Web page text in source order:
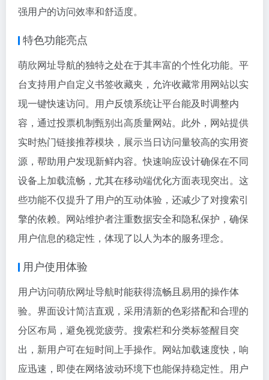
强用户的访问效率和舒适度。
特色功能亮点
萌欣网址导航的独特之处在于其丰富的个性化功能。平
台支持用户自定义书签收藏夹，允许收藏常用网站以实
现一键快速访问。用户反馈系统让平台能及时调整内
容，通过投票机制甄别出高质量网站。此外，网站提供
实时热门链接推荐模块，展示当日访问量较高的实用资
源，帮助用户发现新鲜内容。快速响应设计确保在不同
设备上加载流畅，尤其在移动端优化方面表现突出。这
些功能不仅提升了用户的互动体验，还减少了对搜索引
擎的依赖。网站维护者注重数据安全和隐私保护，确保
用户信息的稳定性，体现了以人为本的服务理念。
用户使用体验
用户访问萌欣网址导航时能获得流畅且易用的操作体
验。界面设计简洁直观，采用清新的色彩搭配和合理的
分区布局，避免视觉疲劳。搜索栏和分类标签醒目突
出，新用户可在短时间上手操作。网站加载速度快，响
应迅速，即使在网络波动环境下也能保持稳定性。用户